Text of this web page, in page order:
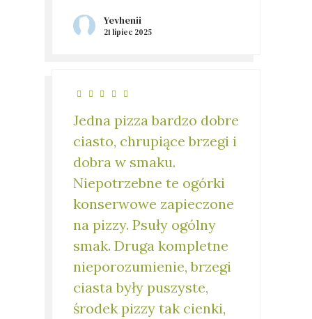
Yevhenii
21 lipiec 2025
Jedna pizza bardzo dobre
ciasto, chrupiące brzegi i
dobra w smaku.
Niepotrzebne te ogórki
konserwowe zapieczone
na pizzy. Psuły ogólny
smak. Druga kompletne
nieporozumienie, brzegi
ciasta były puszyste,
środek pizzy tak cienki,